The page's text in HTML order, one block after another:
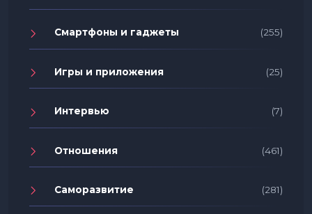
Смартфоны и гаджеты (255)
Игры и приложения (25)
Интервью (7)
Отношения (461)
Саморазвитие (281)